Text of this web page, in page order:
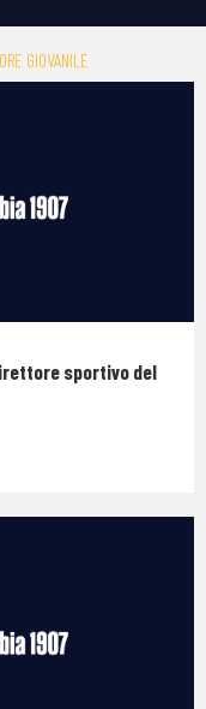
GIOVANILE
sportivo del